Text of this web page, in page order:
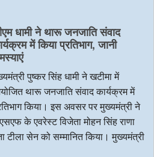
धामी ने थारू जनजाति संवाद
में किया प्रतिभाग, जानी
पुष्कर सिंह धामी ने खटीमा में
थारू जनजाति संवाद कार्यक्रम में
किया। इस अवसर पर मुख्यमंत्री ने
के एवरेस्ट विजेता मोहन सिंह राणा
टीला सेन को सम्मानित किया। मुख्यमंत्री